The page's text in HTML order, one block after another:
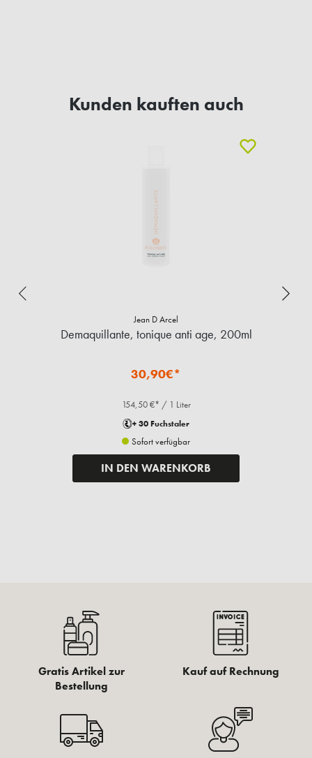
Kunden kauften auch
Jean D Arcel
Demaquillante, tonique anti age, 200ml
30,90€*
154,50 €* / 1 Liter
+ 30 Fuchstaler
Sofort verfügbar
IN DEN WARENKORB
Gratis Artikel zur
Bestellung
Kauf auf Rechnung